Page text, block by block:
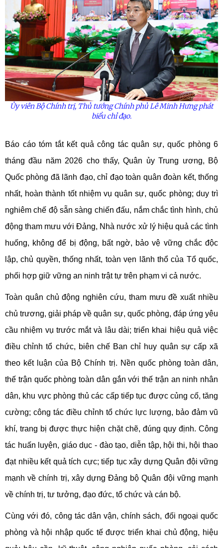
Ủyviên Bộ Chính trị, Thủ tướng Chính phủ Lê Minh Hưng phát
biểu chỉ đạo.
Báo cáo tóm tắt kết quả công tác quân sự, quốc phòng 6
tháng đầu năm 2026 cho thấy, Quân ủy Trung ương, Bộ
Quốc phòng đã lãnh đạo, chỉ đạo toàn quân đoàn kết, thống
nhất, hoàn thành tốt nhiệm vụ quân sự, quốc phòng; duy trì
nghiêm chế độ sẵn sàng chiến đấu, nắm chắc tình hình, chủ
động tham mưu với Đảng, Nhà nước xử lý hiệu quả các tình
huống, không để bị động, bất ngờ, bảo vệ vững chắc độc
lập, chủ quyền, thống nhất, toàn vẹn lãnh thổ của Tổ quốc,
phối hợp giữ vững an ninh trật tự trên phạm vi cả nước.
Toàn quân chủ động nghiên cứu, tham mưu đề xuất nhiều
chủ trương, giải pháp về quân sự, quốc phòng, đáp ứng yêu
cầu nhiệm vụ trước mắt và lâu dài; triển khai hiệu quả việc
điều chỉnh tổ chức, biên chế Ban chỉ huy quân sự cấp xã
theo kết luận của Bộ Chính trị. Nền quốc phòng toàn dân,
thế trận quốc phòng toàn dân gắn với thế trận an ninh nhân
dân, khu vực phòng thủ các cấp tiếp tục được củng cố, tăng
cường; công tác điều chỉnh tổ chức lực lượng, bảo đảm vũ
khí, trang bị được thực hiện chặt chẽ, đúng quy định. Công
tác huấn luyện, giáo dục - đào tạo, diễn tập, hội thi, hội thao
đạt nhiều kết quả tích cực; tiếp tục xây dựng Quân đội vững
mạnh về chính trị, xây dựng Đảng bộ Quân đội vững mạnh
về chính trị, tư tưởng, đạo đức, tổ chức và cán bộ.
Cùng với đó, công tác dân vận, chính sách, đối ngoại quốc
phòng và hội nhập quốc tế được triển khai chủ động, hiệu